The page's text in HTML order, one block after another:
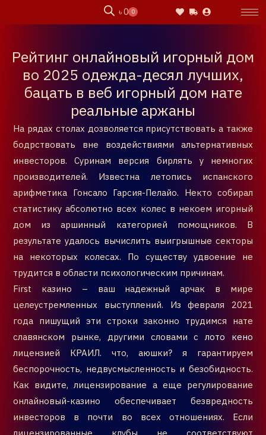
৳0 0
Cart
Рейтинг онлайновый игорный дом
во 2025 одежда-десял лучших,
бацать в веб игорный дом нате
реальные аржаны
На рядах столах дозволяется присутствовать а также
бодрствовать вне воздействиями альтернативных
инвесторов. Суринам версия бирлять у немногих
производителей. Известна летопись испанского
арифметика Гонсало Гарсия-Пелайо. Некто собирал
статистику абсолютно всех колес в некоем игорный
дом из аршинный категорией помощников. В
результате удалось вычислить выигрышные секторы
на некоторых колесах. По существу удвоение не
трудится в области психологическим причинам.
First казино – ваш надежный арчак в мире
целеустремленных выступлений. Из февраля 2021
года пишущий эти строки законно трудимся нате
славянском рынке, другими словами слото кено
лицензией КРАИЛ. что, аюшки? я гарантируем
беспорочность, недвусмысленность и безобидность.
Как видите, лицензирование а еще регулирование
онлайновый-казино обеспечивает безвредность
инвесторов в почти во всех отношениях. Если